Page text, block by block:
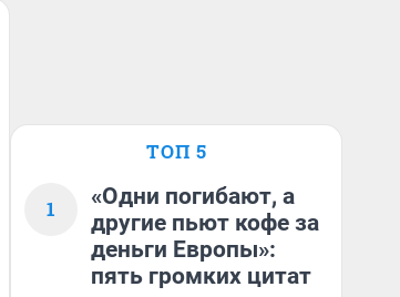
ТОП 5
1
«Одни погибают, а
другие пьют кофе за
деньги Европы»:
пять громких цитат